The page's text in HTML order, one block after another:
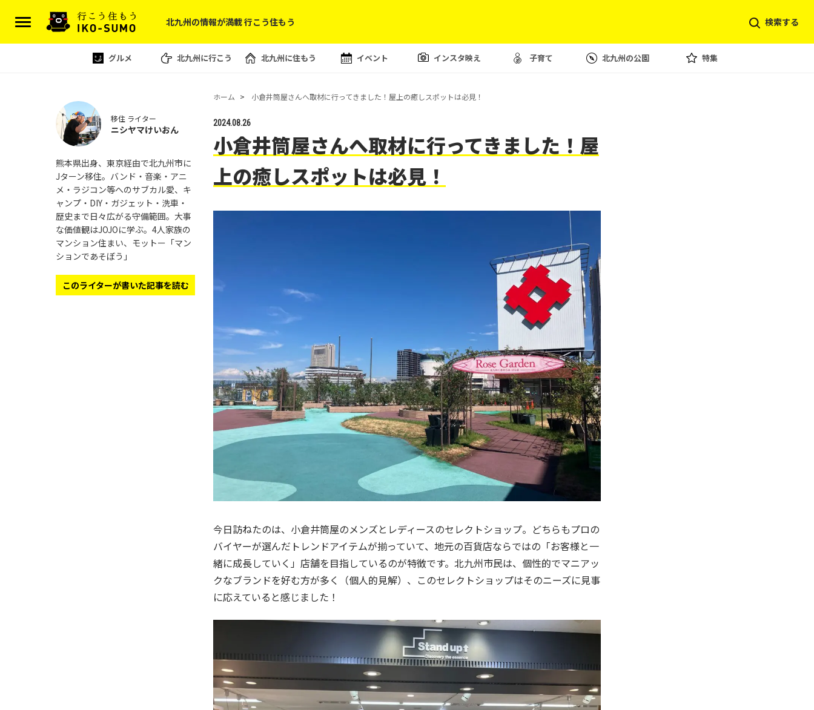
北九州の情報が満載 行こう住もう 検索する
グルメ 北九州に行こう 北九州に住もう イベント インスタ映え 子育て 北九州の公園 特集
ホーム 小倉井筒屋さんへ取材に行ってきました！屋上の癒しスポットは必見！
2024.08.26
小倉井筒屋さんへ取材に行ってきました！屋
上の癒しスポットは必見！
今日訪ねたのは、小倉井筒屋のメンズとレディースのセレクトショップ。どちらもプロの
バイヤーが選んだトレンドアイテムが揃っていて、地元の百貨店ならではの「お客様と一
緒に成長していく」店舗を目指しているのが特徴です。北九州市民は、個性的でマニアッ
クなブランドを好む方が多く（個人的見解）、このセレクトショップはそのニーズに見事
に応えていると感じました！
移住 ライター
ニシヤマけいおん
熊本県出身、東京経由で北九州市に
Jターン移住。バンド・音楽・アニ
メ・ラジコン等へのサブカル愛、キ
ャンプ・DIY・ガジェット・洗車・
歴史まで日々広がる守備範囲。大事
な価値観はJOJOに学ぶ。4人家族の
マンション住まい、モットー「マン
ションであそぼう」
このライターが書いた記事を読む